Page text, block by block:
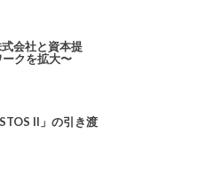
会社と資本提
クを拡大〜
II」の引き渡